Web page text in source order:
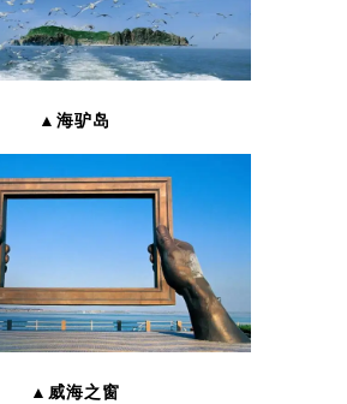
▲海驴岛
▲威海之窗